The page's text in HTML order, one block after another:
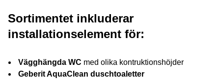
Sortimentet inkluderar
installationselement för:
Vägghängda WC med olika kontruktionshöjder
Geberit AquaClean duschtoaletter